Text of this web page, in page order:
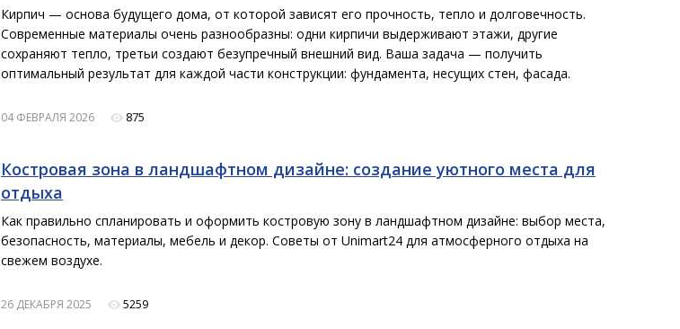
Кирпич — основа будущего дома, от которой зависят его прочность, тепло и долговечность.
Современные материалы очень разнообразны: одни кирпичи выдерживают этажи, другие
сохраняют тепло, третьи создают безупречный внешний вид. Ваша задача — получить
оптимальный результат для каждой части конструкции: фундамента, несущих стен, фасада.
04 ФЕВРАЛЯ 2026 875
Костровая зона в ландшафтном дизайне: создание уютного места для
отдыха
Как правильно спланировать и оформить костровую зону в ландшафтном дизайне: выбор места,
безопасность, материалы, мебель и декор. Советы от Unimart24 для атмосферного отдыха на
свежем воздухе.
26 ДЕКАБРЯ 2025 5259